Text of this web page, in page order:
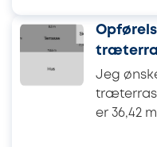
Jeg
er 36,42